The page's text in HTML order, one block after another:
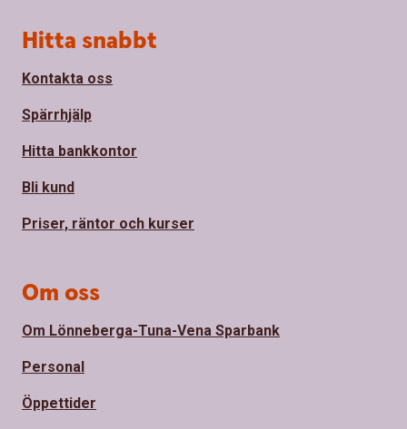
Sidfot
Hitta snabbt
Kontakta oss
Spärrhjälp
Hitta bankkontor
Bli kund
Priser, räntor och kurser
Om oss
Om Lönneberga-Tuna-Vena Sparbank
Personal
Öppettider